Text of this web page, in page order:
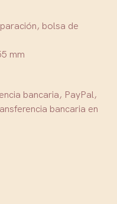
bolsa de
mm
bancaria, PayPal,
bancaria en